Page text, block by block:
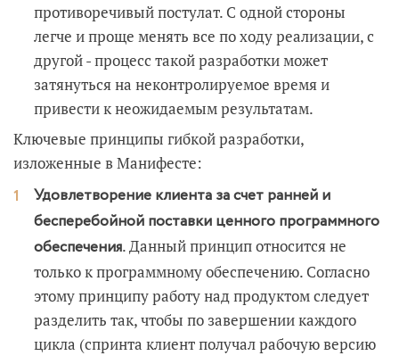
противоречивый постулат. С одной стороны
легче и проще менять все по ходу реализации, с
другой - процесс такой разработки может
затянуться на неконтролируемое время и
привести к неожидаемым результатам.
Ключевые принципы гибкой разработки,
изложенные в Манифесте:
Удовлетворение клиента за счет ранней и
бесперебойной поставки ценного программного
обеспечения. Данный принцип относится не
только к программному обеспечению. Согласно
этому принципу работу над продуктом следует
разделить так, чтобы по завершении каждого
цикла (спринта клиент получал рабочую версию